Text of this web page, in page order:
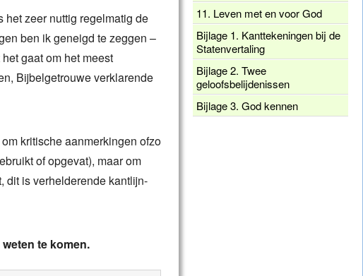
zeer nuttig regelmatig de
ben ik geneigd te zeggen –
gaat om het meest
Bijbelgetrouwe verklarende
kritische aanmerkingen ofzo
of opgevat), maar om
dit is verhelderende kantlijn-
te komen.
11. Leven met en voor God
Bijlage 1. Kanttekeningen bij de
Statenvertaling
Bijlage 2. Twee
geloofsbelijdenissen
Bijlage 3. God kennen